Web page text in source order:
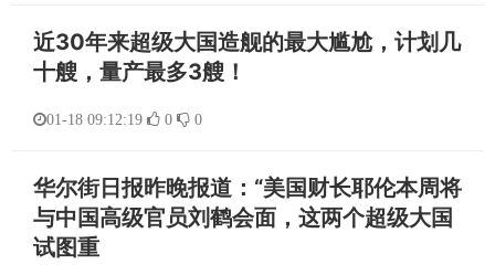
近30年来超级大国造舰的最大尴尬，计划几
十艘，量产最多3艘！
01-18 09:12:19 0 0
华尔街日报昨晚报道：“美国财长耶伦本周将
与中国高级官员刘鹤会面，这两个超级大国
试图重